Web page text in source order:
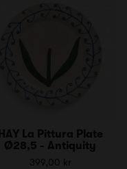
HAY La Pittura Plate
Ø28,5 - Antiquity
399,00 kr